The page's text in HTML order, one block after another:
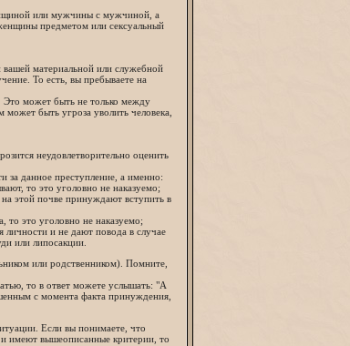
или мужчины с мужчиной, а
предметом или сексуальный
вашей материальной или служебной
То есть, вы пребываете на
Это может быть не только между
быть угроза уволить человека,
неудовлетворительно оценить
за данное преступление, а именно:
то это уголовно не наказуемо;
на этой почве принуждают вступить в
то это уголовно не наказуемо;
личности и не дают повода в случае
или липосакции.
или родственником). Помните,
то в ответ можете услышать: "А
с момента факта принуждения,
Если вы понимаете, что
имеют вышеописанные критерии, то